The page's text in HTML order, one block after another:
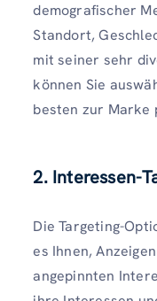
demografischer
Standort,
mit seiner sehr
können Sie
besten zur Marke
2. Interessen-
Die Targeting-
es Ihnen,
angepinnten